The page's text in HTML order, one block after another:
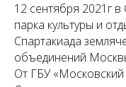
12 сентября 2021г
парка культуры и
Спартакиада
объединений
От ГБУ